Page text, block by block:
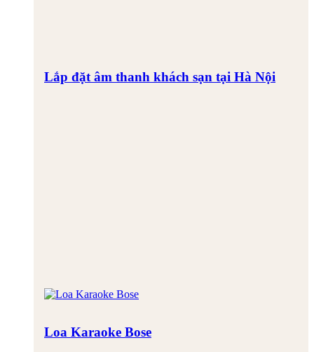
Lắp đặt âm thanh khách sạn tại Hà Nội
Loa Karaoke Bose